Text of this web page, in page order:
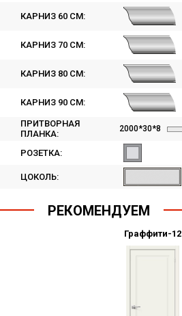
КАРНИЗ 60 СМ:
КАРНИЗ 70 СМ:
КАРНИЗ 80 СМ:
КАРНИЗ 90 СМ:
ПРИТВОРНАЯ
ПЛАНКА:
2000*30*8
РОЗЕТКА:
ЦОКОЛЬ:
РЕКОМЕНДУЕМ
Граффити-12